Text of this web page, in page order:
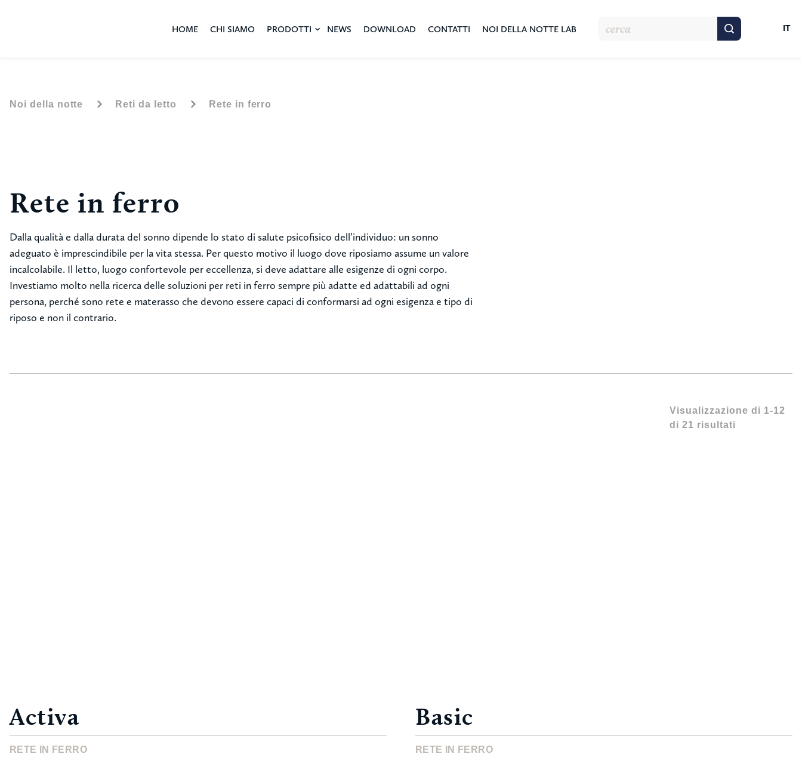
HOME CHI SIAMO PRODOTTI NEWS DOWNLOAD CONTATTI NOI DELLA NOTTE LAB IT
Noi della notte - Reti da letto - Rete in ferro
Rete in ferro
Dalla qualità e dalla durata del sonno dipende lo stato di salute psicofisico dell’individuo: un sonno
adeguato è imprescindibile per la vita stessa. Per questo motivo il luogo dove riposiamo assume un valore
incalcolabile. Il letto, luogo confortevole per eccellenza, si deve adattare alle esigenze di ogni corpo.
Investiamo molto nella ricerca delle soluzioni per reti in ferro sempre più adatte ed adattabili ad ogni
persona, perché sono rete e materasso che devono essere capaci di conformarsi ad ogni esigenza e tipo di
riposo e non il contrario.
Visualizzazione di 1-12
di 21 risultati
Activa
RETE IN FERRO
Basic
RETE IN FERRO